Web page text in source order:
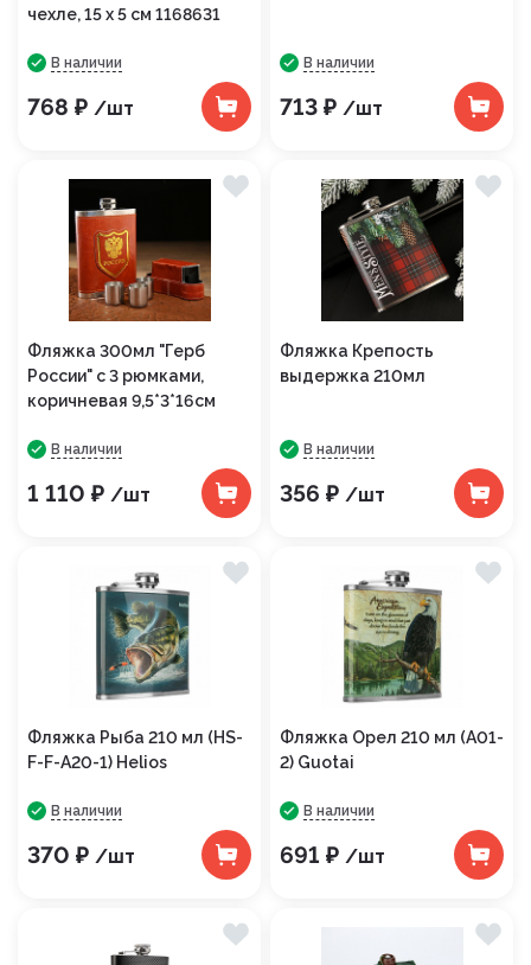
чехле, 15 х 5 см 1168631
В наличии
768 ₽ /шт
В наличии
713 ₽ /шт
Фляжка 300мл "Герб
России" с 3 рюмками,
коричневая 9,5*3*16см
В наличии
1 110 ₽ /шт
Фляжка Крепость
выдержка 210мл
В наличии
356 ₽ /шт
Фляжка Рыба 210 мл (HS-
F-F-A20-1) Helios
В наличии
370 ₽ /шт
Фляжка Орел 210 мл (А01-
2) Guotai
В наличии
691 ₽ /шт